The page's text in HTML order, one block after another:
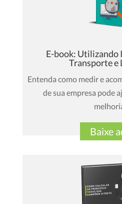
E-book: Utilizando
Transporte e
Entenda como medir e
de sua empresa pode
Baixe